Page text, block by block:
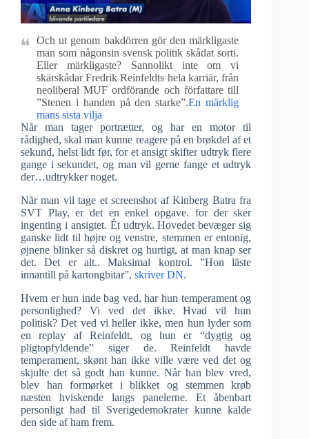
Och ut genom bakdörren gör den märkligaste
man som någonsin svensk politik skådat sorti.
Eller märkligaste? Sannolikt inte om vi
skärskådar Fredrik Reinfeldts hela karriär, från
neoliberal MUF ordförande och författare till
”Stenen i handen på den starke”.En märklig
mans sista vilja
Når man tager portrætter, og har en motor til
rådighed, skal man kunne reagere på en brøkdel af et
sekund, helst lidt før, for et ansigt skifter udtryk flere
gange i sekundet, og man vil gerne fange et udtryk
der…udtrykker noget.
Når man vil tage et screenshot af Kinberg Batra fra
SVT Play, er det en enkel opgave. for der sker
ingenting i ansigtet. Ét udtryk. Hovedet bevæger sig
ganske lidt til højre og venstre, stemmen er entonig,
øjnene blinker så diskret og hurtigt, at man knap ser
det. Det er alt.. Maksimal kontrol. ”Hon läste
innantill på kartongbitar”, skriver DN.
Hvem er hun inde bag ved, har hun temperament og
personlighed? Vi ved det ikke. Hvad vil hun
politisk? Det ved vi heller ikke, men hun lyder som
en replay af Reinfeldt, og hun er “dygtig og
pligtopfyldende” siger de. Reinfeldt havde
temperament, skønt han ikke ville være ved det og
skjulte det så godt han kunne. Når han blev vred,
blev han formørket i blikket og stemmen krøb
næsten hviskende langs panelerne. Et åbenbart
personligt had til Sverigedemokrater kunne kalde
den side af ham frem.